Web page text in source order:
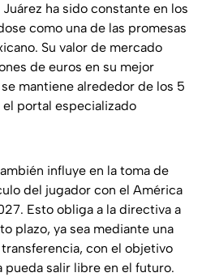
ha sido constante en los
como una de las promesas
Su valor de mercado
de euros en su mejor
mantiene alrededor de los 5
portal especializado
influye en la toma de
del jugador con el América
Esto obliga a la directiva a
plazo, ya sea mediante una
con el objetivo
salir libre en el futuro.